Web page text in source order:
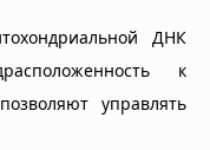
ДНК
к
управлять